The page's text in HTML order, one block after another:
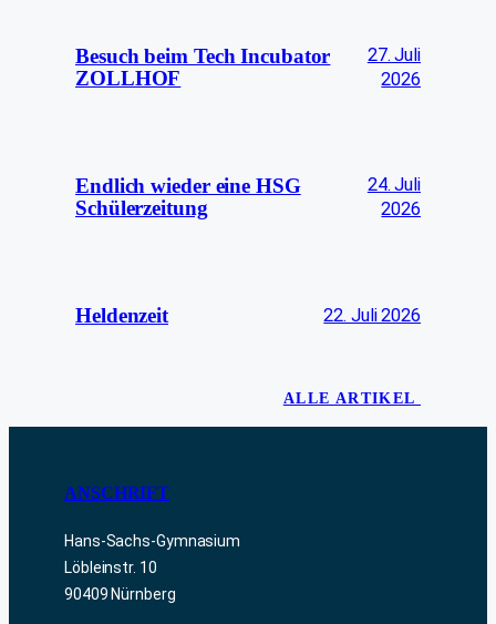
Besuch beim Tech Incubator
ZOLLHOF
27. Juli
2026
Endlich wieder eine HSG
Schülerzeitung
24. Juli
2026
Heldenzeit 22. Juli 2026
ALLE ARTIKEL
ANSCHRIFT
Hans-Sachs-Gymnasium
Löbleinstr. 10
90409 Nürnberg